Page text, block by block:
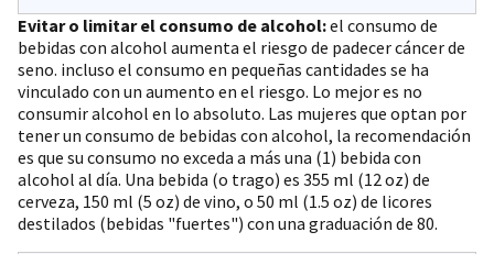
Evitar o limitar el consumo de alcohol:el consumo de
bebidas con alcohol aumenta el riesgo de padecer cáncer de
seno. incluso el consumo en pequeñas cantidades se ha
vinculado con un aumento en el riesgo. Lo mejor es no
consumir alcohol en lo absoluto. Las mujeres que optan por
tener un consumo de bebidas con alcohol, la recomendación
es que su consumo no exceda a más una (1) bebida con
alcohol al día. Una bebida (o trago) es 355 ml (12 oz) de
cerveza, 150 ml (5 oz) de vino, o 50 ml (1.5 oz) de licores
destilados (bebidas "fuertes") con una graduación de 80.